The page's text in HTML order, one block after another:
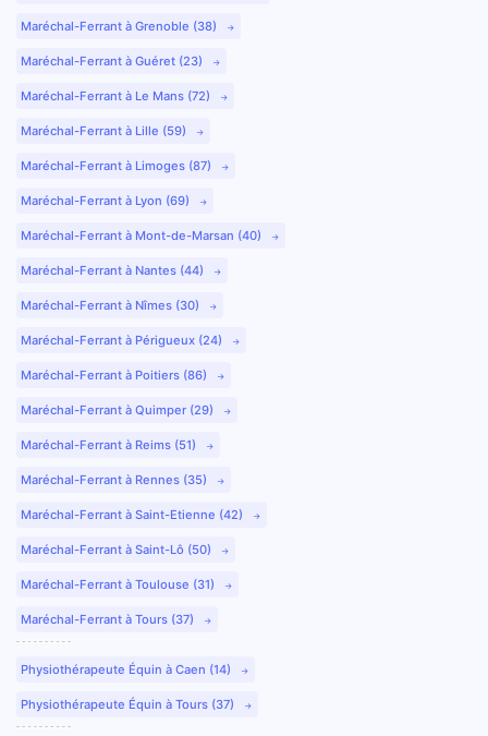
Maréchal-Ferrant à Grenoble (38)
Maréchal-Ferrant à Guéret (23)
Maréchal-Ferrant à Le Mans (72)
Maréchal-Ferrant à Lille (59)
Maréchal-Ferrant à Limoges (87)
Maréchal-Ferrant à Lyon (69)
Maréchal-Ferrant à Mont-de-Marsan (40)
Maréchal-Ferrant à Nantes (44)
Maréchal-Ferrant à Nîmes (30)
Maréchal-Ferrant à Périgueux (24)
Maréchal-Ferrant à Poitiers (86)
Maréchal-Ferrant à Quimper (29)
Maréchal-Ferrant à Reims (51)
Maréchal-Ferrant à Rennes (35)
Maréchal-Ferrant à Saint-Etienne (42)
Maréchal-Ferrant à Saint-Lô (50)
Maréchal-Ferrant à Toulouse (31)
Maréchal-Ferrant à Tours (37)
Physiothérapeute Équin à Caen (14)
Physiothérapeute Équin à Tours (37)